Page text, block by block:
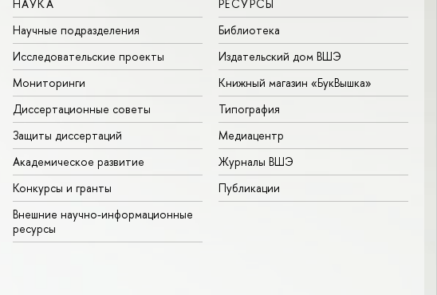
НАУКА
Научные подразделения
Исследовательские проекты
Мониторинги
Диссертационные советы
Защиты диссертаций
Академическое развитие
Конкурсы и гранты
Внешние научно-информационные
ресурсы
РЕСУРСЫ
Библиотека
Издательский дом ВШЭ
Книжный магазин «БукВышка»
Типография
Медиацентр
Журналы ВШЭ
Публикации